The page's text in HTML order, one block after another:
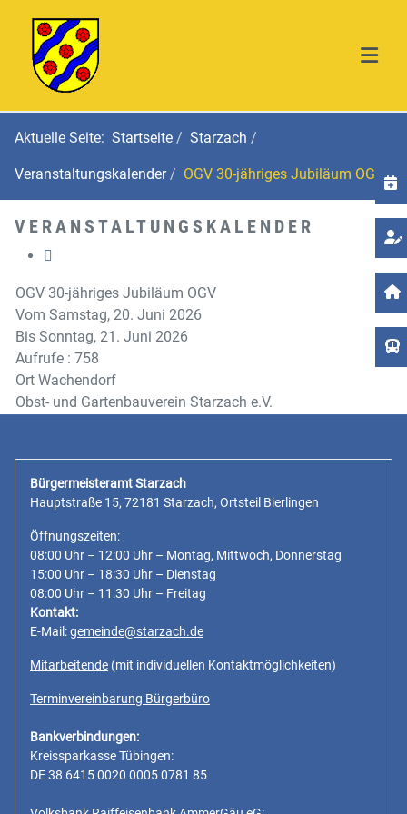
Aktuelle Seite: Startseite Starzach
Veranstaltungskalender OGV 30-jähriges Jubiläum OGV
VERANSTALTUNGSKALENDER
OGV 30-jähriges Jubiläum OGV
Vom Samstag, 20. Juni 2026
Bis Sonntag, 21. Juni 2026
Aufrufe : 758
Ort Wachendorf
Obst- und Gartenbauverein Starzach e.V.
Bürgermeisteramt Starzach
Hauptstraße 15, 72181 Starzach, Ortsteil Bierlingen
Öffnungszeiten:
08:00 Uhr – 12:00 Uhr – Montag, Mittwoch, Donnerstag
15:00 Uhr – 18:30 Uhr – Dienstag
08:00 Uhr – 11:30 Uhr – Freitag
Kontakt:
E-Mail:gemeinde@starzach.de
Mitarbeitende (mit individuellen Kontaktmöglichkeiten)
Terminvereinbarung Bürgerbüro
Bankverbindungen:
Kreissparkasse Tübingen:
DE 38 6415 0020 0005 0781 85